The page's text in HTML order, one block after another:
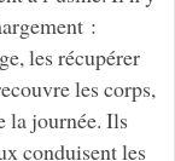
:
les récupérer
les corps,
la journée. Ils
conduisent les